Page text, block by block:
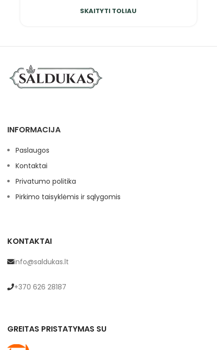
SKAITYTI TOLIAU
INFORMACIJA
Paslaugos
Kontaktai
Privatumo politika
Pirkimo taisyklėmis ir sąlygomis
KONTAKTAI
info@saldukas.lt
+370 626 28187
GREITAS PRISTATYMAS SU